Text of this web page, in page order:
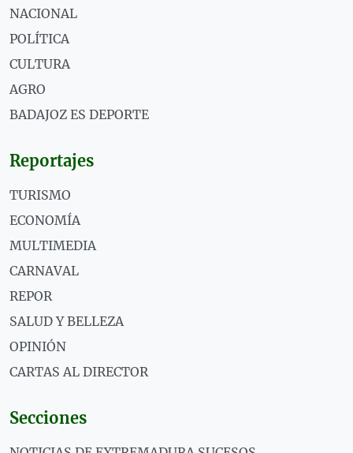
NACIONAL
POLÍTICA
CULTURA
AGRO
BADAJOZ ES DEPORTE
Reportajes
TURISMO
ECONOMÍA
MULTIMEDIA
CARNAVAL
REPOR
SALUD Y BELLEZA
OPINIÓN
CARTAS AL DIRECTOR
Secciones